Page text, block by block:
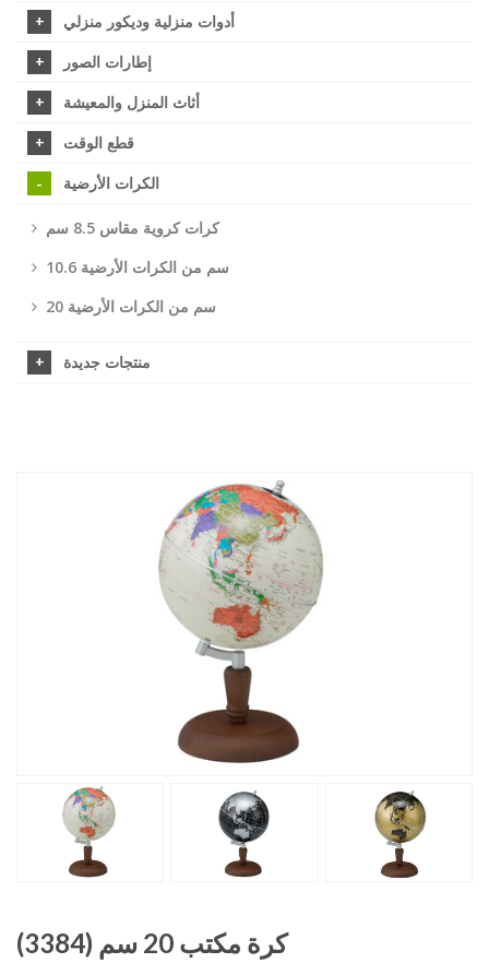
أدوات منزلية وديكور منزلي
إطارات الصور
أثاث المنزل والمعيشة
قطع الوقت
الكرات الأرضية
كرات كروية مقاس 8.5 سم
10.6 سم من الكرات الأرضية
20 سم من الكرات الأرضية
منتجات جديدة
كرة مكتب 20 سم (3384)